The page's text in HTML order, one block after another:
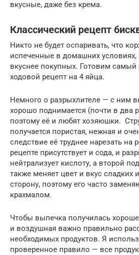
вкусные, даже без крема.
Классический рецепт
Никто не будет оспаривать, что
испеченные в домашних
вкуснее покупных. Готовим
ходовой рецепт на 4 яйца.
Немного о разрыхлителе — с ним
хорошо поднимается (почти в два
поэтому её и любят хозяюшки.
получается пористая, нежная и
следствие её труднее нарезать
рецепте присутствует и сода, и
нейтрализует кислоту, а второй
также меняет цвет и вкус сладких
сторону, поэтому его часто
крахмалом.
Чтобы выпечка получилась
и воздушная важно правильно
необходимых продуктов. Я
проверенное правило — все